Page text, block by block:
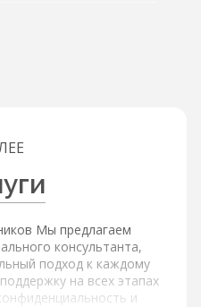
Мы предлагаем
консультанта,
подход к каждому
на всех этапах
и